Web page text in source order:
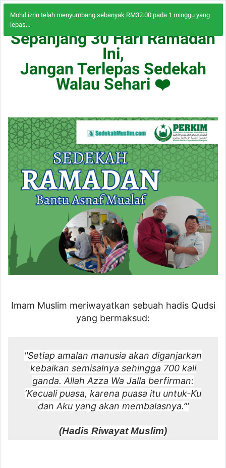
Sepanjang 30 Hari Ramadan
Ini,
Jangan Terlepas Sedekah
Walau Sehari ❤️
Imam Muslim meriwayatkan sebuah hadis Qudsi
yang bermaksud:
"Setiap amalan manusia akan diganjarkan
kebaikan semisalnya sehingga 700 kali
ganda. Allah Azza Wa Jalla berfirman:
‘Kecuali puasa, karena puasa itu untuk-Ku
dan Aku yang akan membalasnya.’"
(Hadis Riwayat Muslim)
Mohd izrin telah menyumbang sebanyak RM32.00 pada 1 minggu yang
lepas...